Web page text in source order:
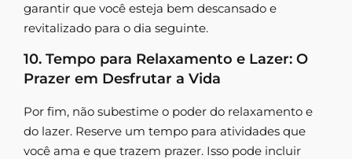
garantir que você esteja bem descansado e
revitalizado para o dia seguinte.
10. Tempo para Relaxamento e Lazer: O
Prazer em Desfrutar a Vida
Por fim, não subestime o poder do relaxamento e
do lazer. Reserve um tempo para atividades que
você ama e que trazem prazer. Isso pode incluir